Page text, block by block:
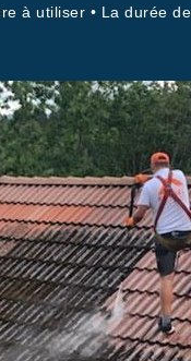
à utiliser • La durée de